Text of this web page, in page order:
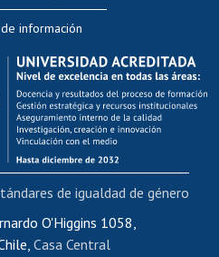
docente
académica
al AUCAI
os
de capacitación
del personal
interna
de renta
renta honorarios
información
O'Higgins 1058,
Casa Central
de igualdad de género